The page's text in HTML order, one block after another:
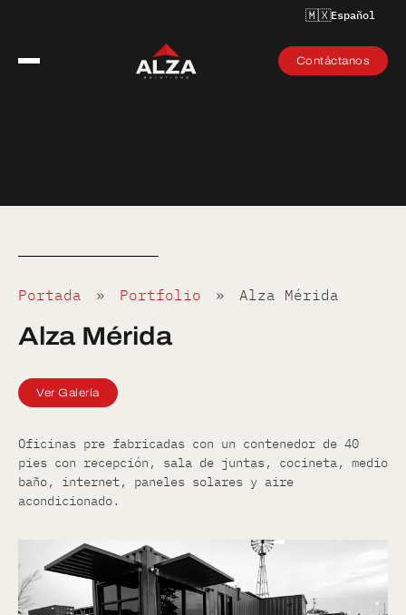
🇲🇽Español
Contáctanos
Portada » Portfolio » Alza Mérida
Alza Mérida
Ver Galería
Oficinas pre fabricadas con un contenedor de 40
pies con recepción, sala de juntas, cocineta, medio
baño, internet, paneles solares y aire
acondicionado.